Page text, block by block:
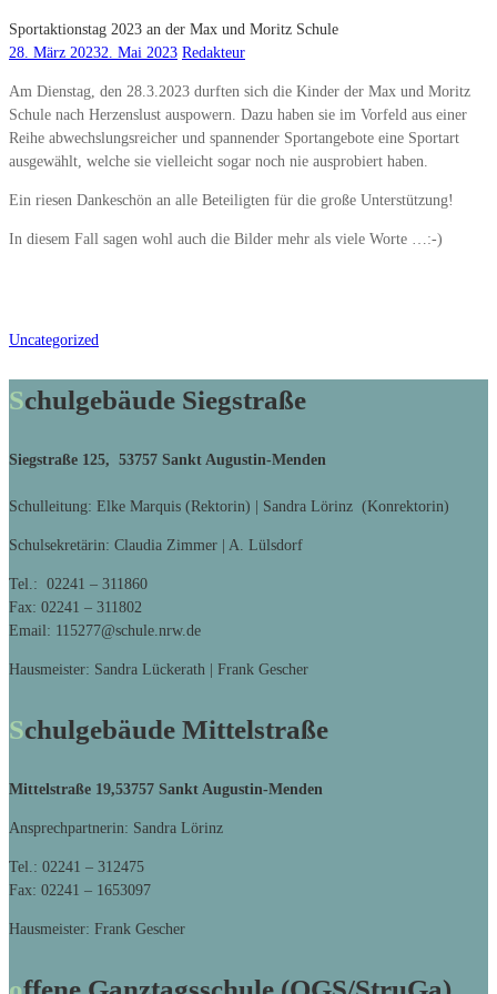
Sportaktionstag 2023 an der Max und Moritz Schule
28. März 20232. Mai 2023 Redakteur
Am Dienstag, den 28.3.2023 durften sich die Kinder der Max und Moritz
Schule nach Herzenslust auspowern. Dazu haben sie im Vorfeld aus einer
Reihe abwechslungsreicher und spannender Sportangebote eine Sportart
ausgewählt, welche sie vielleicht sogar noch nie ausprobiert haben.
Ein riesen Dankeschön an alle Beteiligten für die große Unterstützung!
In diesem Fall sagen wohl auch die Bilder mehr als viele Worte …:-)
Uncategorized
Schulgebäude Siegstraße
Siegstraße 125, 53757 Sankt Augustin-Menden
Schulleitung: Elke Marquis (Rektorin) | Sandra Lörinz (Konrektorin)
Schulsekretärin: Claudia Zimmer | A. Lülsdorf
Tel.: 02241 – 311860
Fax: 02241 – 311802
Email: 115277@schule.nrw.de
Hausmeister: Sandra Lückerath | Frank Gescher
Schulgebäude Mittelstraße
Mittelstraße 19,53757 Sankt Augustin-Menden
Ansprechpartnerin: Sandra Lörinz
Tel.: 02241 – 312475
Fax: 02241 – 1653097
Hausmeister: Frank Gescher